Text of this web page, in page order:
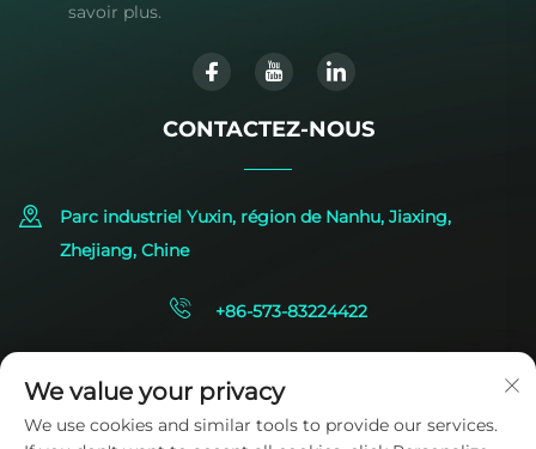
savoir plus.
CONTACTEZ-NOUS
Parc industriel Yuxin, région de Nanhu, Jiaxing,
Zhejiang, Chine
+86-573-83224422
We value your privacy
We use cookies and similar tools to provide our services.